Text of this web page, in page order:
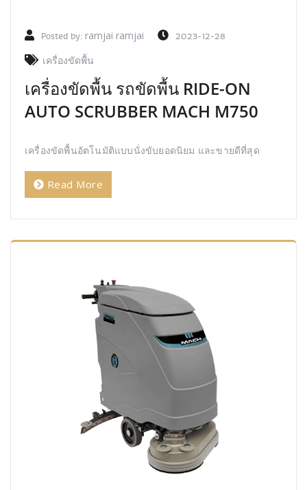
Posted by: ramjai ramjai 2023-12-28
เครื่องขัดพื้น
เครื่องขัดพื้น รถขัดพื้น RIDE-ON
AUTO SCRUBBER MACH M750
เครื่องขัดพื้นอัตโนมัติแบบนั่งขับยอดนิยม และขายดีที่สุด
Read More